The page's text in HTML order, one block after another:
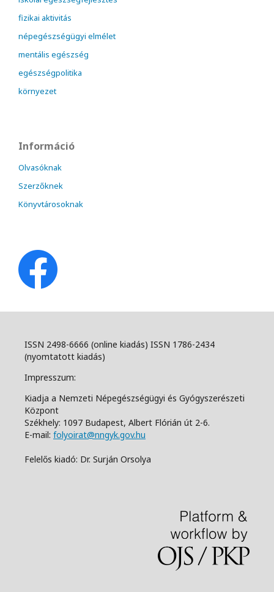
fizikai aktivitás
népegészségügyi elmélet
mentális egészség
egészségpolitika
környezet
Információ
Olvasóknak
Szerzőknek
Könyvtárosoknak
ISSN 2498-6666 (online kiadás) ISSN 1786-2434
(nyomtatott kiadás)
Impresszum:
Kiadja a Nemzeti Népegészségügyi és Gyógyszerészeti
Központ
Székhely: 1097 Budapest, Albert Flórián út 2-6.
E-mail: folyoirat@nngyk.gov.hu
Felelős kiadó: Dr. Surján Orsolya